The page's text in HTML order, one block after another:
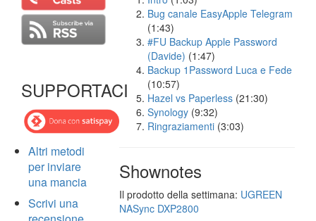
SUPPORTACI
Altri metodi
per inviare
una mancia
Scrivi una
Bug canale EasyApple Telegram
(1:43)
#FU Backup Apple Password
(Davide) (1:47)
Backup 1Password Luca e Fede
(10:57)
Hazel vs Paperless (21:30)
Synology (9:32)
Ringraziamenti (3:03)
Shownotes
Il prodotto della settimana: UGREEN
NASync DXP2800